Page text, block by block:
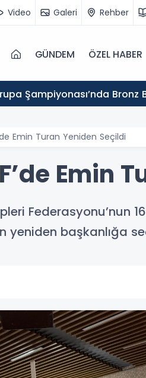
Video Galeri Rehber
GÜNDEM ÖZEL HABER
Şampiyonası’nda Bronz
Emin Turan Yeniden Seçildi
Emin
Federasyonu’nun
yeniden başkanlığa